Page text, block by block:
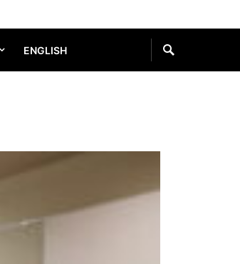
ENGLISH